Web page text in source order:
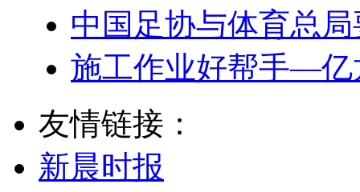
中国足协与体育总
施工作业好帮手—亿
友情链接：
新晨时报